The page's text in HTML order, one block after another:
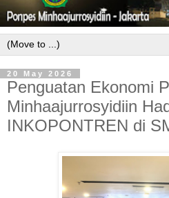
20 May 2026
Penguatan Ekonomi
Minhaajurrosyidiin
INKOPONTREN di